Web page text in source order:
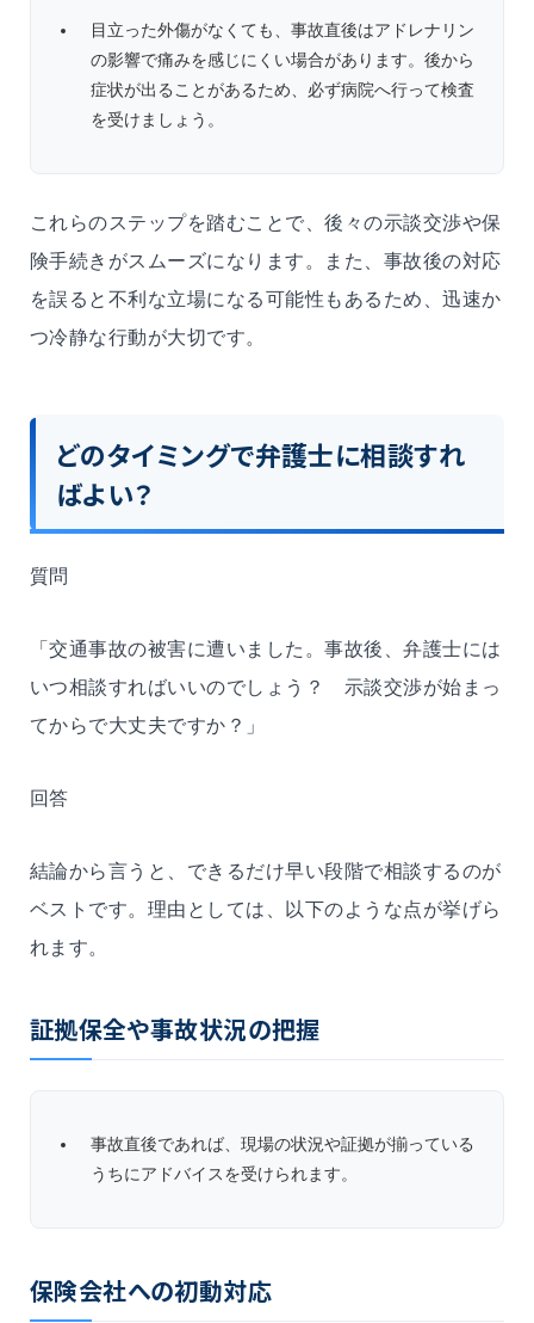
目立った外傷がなくても、事故直後はアドレナリン
の影響で痛みを感じにくい場合があります。後から
症状が出ることがあるため、必ず病院へ行って検査
を受けましょう。
これらのステップを踏むことで、後々の示談交渉や保
険手続きがスムーズになります。また、事故後の対応
を誤ると不利な立場になる可能性もあるため、迅速か
つ冷静な行動が大切です。
どのタイミングで弁護士に相談すれ
ばよい？
質問
「交通事故の被害に遭いました。事故後、弁護士には
いつ相談すればいいのでしょう？ 示談交渉が始まっ
てからで大丈夫ですか？」
回答
結論から言うと、できるだけ早い段階で相談するのが
ベストです。理由としては、以下のような点が挙げら
れます。
証拠保全や事故状況の把握
事故直後であれば、現場の状況や証拠が揃っている
うちにアドバイスを受けられます。
保険会社への初動対応